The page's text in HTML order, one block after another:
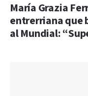
María Grazia
entrerriana que
al Mundial: